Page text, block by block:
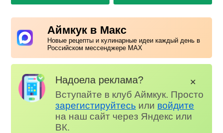
Аймкук в Макс
Новые рецепты и кулинарные идеи каждый день в
Российском мессенджере MAX
Надоела реклама?
Вступайте в клуб Аймкук. Просто
зарегистируйтесь или войдите
на наш сайт через Яндекс или
ВК.
✕